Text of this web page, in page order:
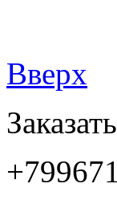
Вверх